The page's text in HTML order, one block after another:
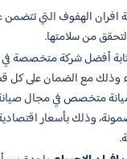
افران الهفوف التي
من سلامتها.
أفضل شركة متخصصة
وذلك مع الضمان على كل
متخصص في مجال
وذلك بأسعار